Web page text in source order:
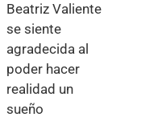
Beatriz Valiente
se siente
agradecida al
poder hacer
realidad un
sueño